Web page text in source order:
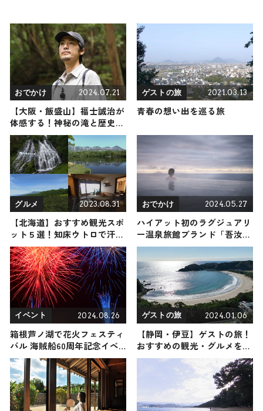
おでかけ 2024.07.21
【大阪・飯盛山】福士誠治が
体感する！神秘の滝と歴史ロ
マンを巡る寄り道登山（登山
で頂きメシ！コラボ企画）
ゲストの旅 2021.03.13
青春の想い出を巡る旅
グルメ 2023.08.31
【北海道】おすすめ観光スポ
ット５選！知床ウトロで汗を
流し整う旅
おでかけ 2024.05.27
ハイアット初のラグジュアリ
ー温泉旅館ブランド「吾汝
ATONA」誕生 2026年以降に
由布・屋久島・箱根で開業
イベント 2024.08.26
箱根芦ノ湖で花火フェスティ
バル 海賊船60周年記念イベ
ント9月28日に開催
ゲストの旅 2024.01.06
【静岡・伊豆】ゲストの旅！
おすすめの観光・グルメをご
紹介 2024年1月6日放送